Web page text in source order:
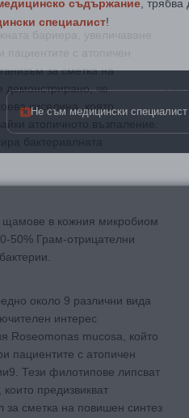
бариера, увеличаване
с атопичен
за сметка на
демонстрирано, че
киселина, която
атопичното възпаление.
бактериалната
щамове в кожния микробиом
50% Грам-отрицателни
около 9 различни вида
интерес
Roseomonas mucosa, който
пациентите с атопичен
Тези филотипове липсват
предизвикват
за сметка на повишен синтез
Не съм медицински специалист